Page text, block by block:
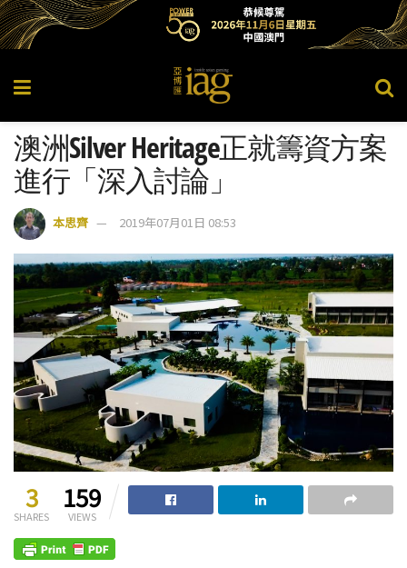
澳洲Silver Heritage正就籌資方案
進行「深入討論」
本思齊 2019年07月01日 08:53
3
SHARES
159
VIEWS